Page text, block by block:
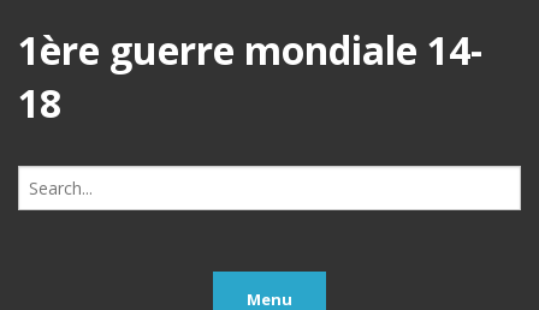
1ère guerre mondiale 14-
18
Search
for:
Menu